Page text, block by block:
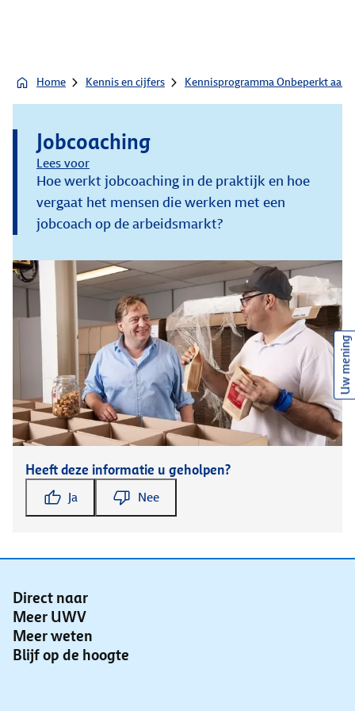
Home Kennis en cijfers Kennisprogramma Onbeperkt aan
Jobcoaching
Lees voor
Hoe werkt jobcoaching in de praktijk en hoe
vergaat het mensen die werken met een
jobcoach op de arbeidsmarkt?
Heeft deze informatie u geholpen?
Ja Nee
Direct naar
Meer UWV
Meer weten
Blijf op de hoogte
Uw mening